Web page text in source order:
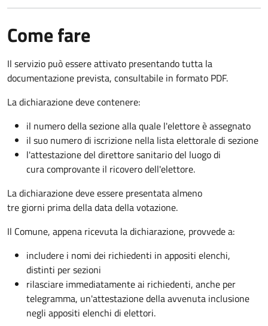
Come fare
Il servizio può essere attivato presentando tutta la
documentazione prevista, consultabile in formato PDF.
La dichiarazione deve contenere:
il numero della sezione alla quale l'elettore è assegnato
il suo numero di iscrizione nella lista elettorale di sezione
l'attestazione del direttore sanitario del luogo di
cura comprovante il ricovero dell'elettore.
La dichiarazione deve essere presentata almeno
tre giorni prima della data della votazione.
Il Comune, appena ricevuta la dichiarazione, provvede a:
includere i nomi dei richiedenti in appositi elenchi,
distinti per sezioni
rilasciare immediatamente ai richiedenti, anche per
telegramma, un'attestazione della avvenuta inclusione
negli appositi elenchi di elettori.